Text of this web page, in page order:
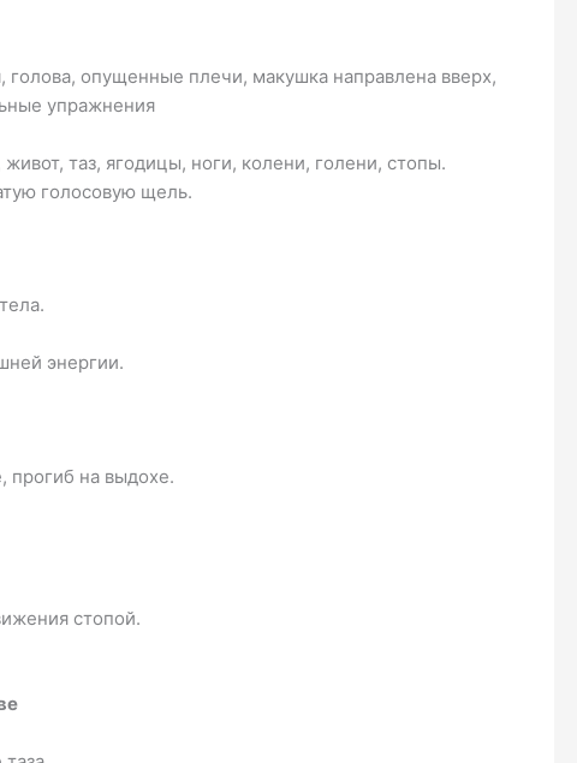
опущенные плечи, макушка направлена вверх,
упражнения
таз, ягодицы, ноги, колени, голени, стопы.
голосовую щель.
энергии.
прогиб на выдохе.
стопой.